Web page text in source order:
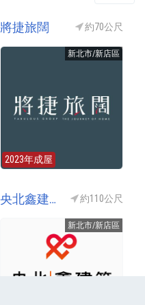
將捷旅闊 約70公尺
新北市/新店區
2023年成屋
央北鑫建築 約110公尺
新北市/新店區